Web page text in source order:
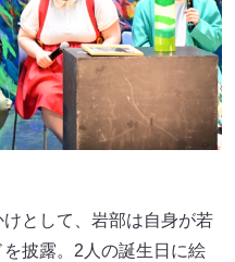
として、岩部は自身が若
披露。2人の誕生日に絵